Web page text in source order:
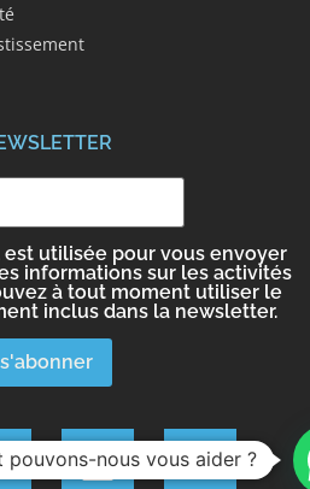
utilisée pour vous envoyer
informations sur les activités
à tout moment utiliser le
inclus dans la newsletter.
pouvons-nous vous aider ?